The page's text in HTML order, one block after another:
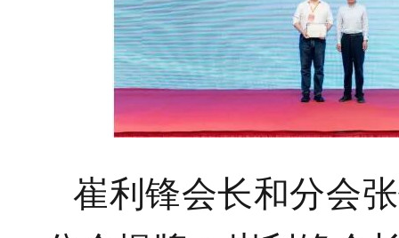
崔利锋会长和分会